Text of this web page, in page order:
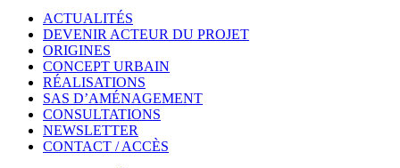
ACTUALITÉS
DEVENIR ACTEUR DU PROJET
ORIGINES
CONCEPT URBAIN
RÉALISATIONS
SAS D’AMÉNAGEMENT
CONSULTATIONS
NEWSLETTER
CONTACT / ACCÈS